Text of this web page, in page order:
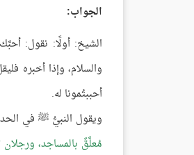
الجواب:
الشيخ: أولًا: نقول:
والسلام، وإذا أخبره
أحببتُمونا له.
ويقول النبيُّ ﷺ في
مُعلَّقٌ بالمساجد،